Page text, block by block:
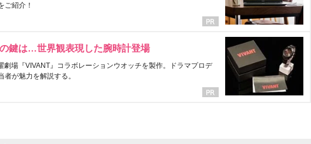
ご紹介！
の鍵は…世界観表現した腕時計登場
劇場『VIVANT』コラボレーションウオッチを製作。ドラマプロデ
者が魅力を解説する。